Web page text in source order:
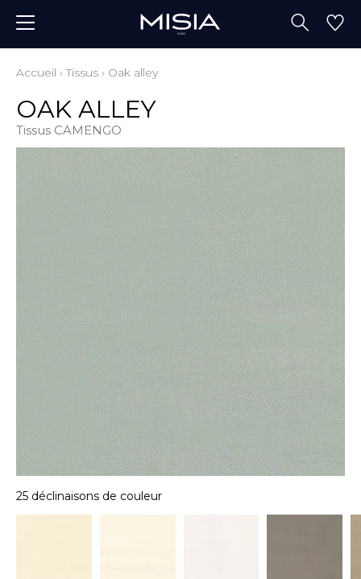
Accueil ›Tissus › Oak alley
OAK ALLEY
Tissus CAMENGO
25 déclinaisons de couleur